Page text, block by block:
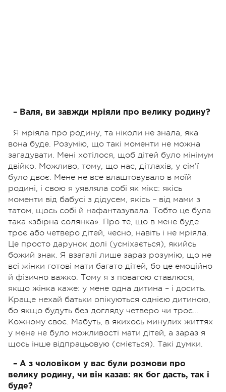
– Валя, ви завжди мріяли про велику родину?
Я мріяла про родину, та ніколи не знала, яка
вона буде. Розумію, що такі моменти не можна
загадувати. Мені хотілося, щоб дітей було мінімум
двійко. Можливо, тому, що нас, дітлахів, у сім’ї
було двоє. Мене не все влаштовувало в моїй
родині, і свою я уявляла собі як мікс: якісь
моменти від бабусі з дідусем, якісь – від мами з
татом, щось собі й нафантазувала. Тобто це була
така «збірна солянка». Про те, що в мене буде
троє або четверо дітей, чесно, навіть і не мріяла.
Це просто дарунок долі (усміхається), якийсь
божий знак. Я взагалі лише зараз розумію, що не
всі жінки готові мати багато дітей, бо це емоційно
й фізично важко. Тому я з повагою ставлюся,
якщо жінка каже: у мене одна дитина – і досить.
Краще нехай батьки опікуються однією дитиною,
бо якщо будуть без догляду четверо чи троє...
Кожному своє. Мабуть, в якихось минулих життях
у мене не було можливості мати дітей, а зараз я
щось інше відпрацьовую (сміється). Такі думки.
– А з чоловіком у вас були розмови про
велику родину, чи він казав: як бог дасть, так і
буде?